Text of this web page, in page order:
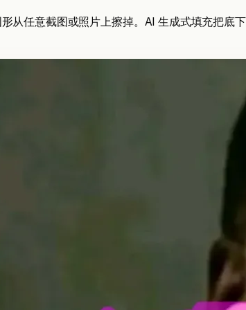
从任意截图或照片上擦掉。AI 生成式填充把底